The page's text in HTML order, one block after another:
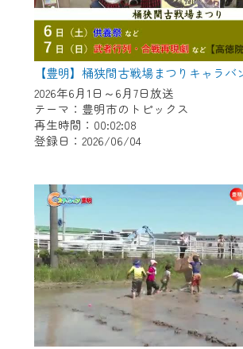
【豊明】桶狭間古戦場まつりキャラバ
2026年6月1日～6月7日放送
テーマ：豊明市のトピックス
再生時間：00:02:08
登録日：2026/06/04